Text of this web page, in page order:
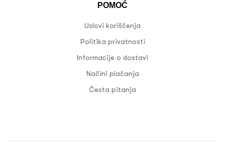
POMOĆ
Uslovi korišćenja
Politika privatnosti
Informacije o dostavi
Načini plaćanja
Česta pitanja